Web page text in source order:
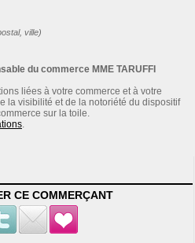
ville)
du commerce MME TARUFFI
liées à votre commerce et à votre
la visibilité et de la notoriété du dispositif
sur la toile.
.
CE COMMERÇANT